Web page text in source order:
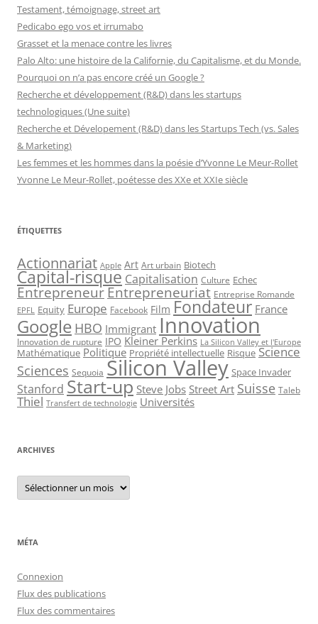
Testament, témoignage, street art
Pedicabo ego vos et irrumabo
Grasset et la menace contre les livres
Palo Alto: une histoire de la Californie, du Capitalisme, et du Monde.
Pourquoi on n’a pas encore créé un Google ?
Recherche et développement (R&D) dans les startups
technologiques (Une suite)
Recherche et Dévelopement (R&D) dans les Startups Tech (vs. Sales
& Marketing)
Les femmes et les hommes dans la poésie d’Yvonne Le Meur-Rollet
Yvonne Le Meur-Rollet, poétesse des XXe et XXIe siècle
ÉTIQUETTES
Actionnariat Apple Art Art urbain Biotech
Capital-risque Capitalisation Culture Echec
EntrepreneurEntrepreneuriat Entreprise Romande
EPFL Equity Europe Facebook Film Fondateur France
Google HBO Immigrant Innovation
Innovation de rupture IPO Kleiner Perkins La Silicon Valley et l'Europe
Mathématique Politique Propriété intellectuelle Risque Science
Sciences Sequoia Silicon Valley Space Invader
Stanford Start-up Steve Jobs Street Art Suisse Taleb
Thiel Transfert de technologie Universités
ARCHIVES
Archives
MÉTA
Connexion
Flux des publications
Flux des commentaires